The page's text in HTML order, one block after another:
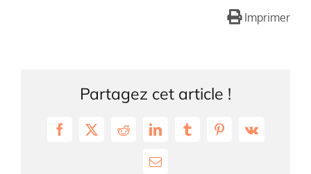
Imprimer
Partagez cet article !
Facebook
X RedditLinkedInTumblrPinterest
Vk
Email